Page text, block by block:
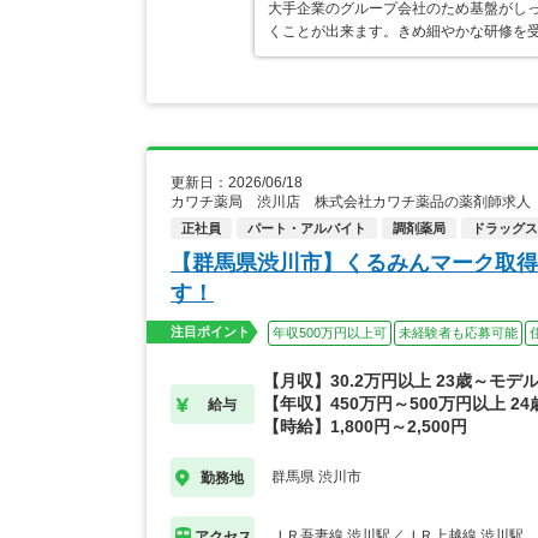
大手企業のグループ会社のため基盤がし
くことが出来ます。きめ細やかな研修
更新日：2026/06/18
カワチ薬局 渋川店 株式会社カワチ薬品の薬剤師求人
正社員 パート・アルバイト 調剤薬局 ドラッグ
【群馬県渋川市】くるみんマーク取
す！
注目ポイント 年収500万円以上可 未経験者も応募可能
給与
【月収】30.2万円以上 23歳～モデル
【年収】450万円～500万円以上 24
【時給】1,800円～2,500円
勤務地 群馬県 渋川市